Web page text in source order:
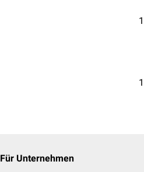
1
1
Für Unternehmen